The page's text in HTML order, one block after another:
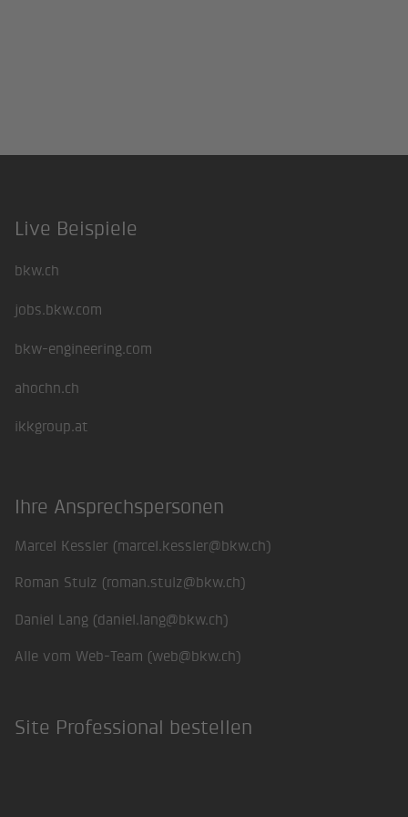
Footer
Live Beispiele
bkw.ch
jobs.bkw.com
bkw-engineering.com
ahochn.ch
ikkgroup.at
Ihre Ansprechspersonen
Marcel Kessler (marcel.kessler@bkw.ch)
Roman Stulz (roman.stulz@bkw.ch)
Daniel Lang (daniel.lang@bkw.ch)
Alle vom Web-Team (web@bkw.ch)
Site Professional bestellen